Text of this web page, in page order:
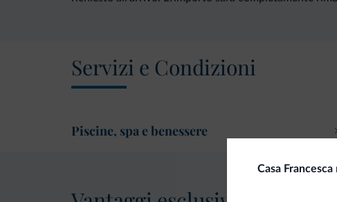
Servizi e Condizioni
Piscine, spa e benessere
Casa Francesca